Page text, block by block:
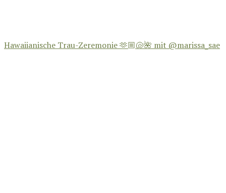
Hawaiianische Trau-Zeremonie 🫶🏼🐚🌺 mit @marissa_sae